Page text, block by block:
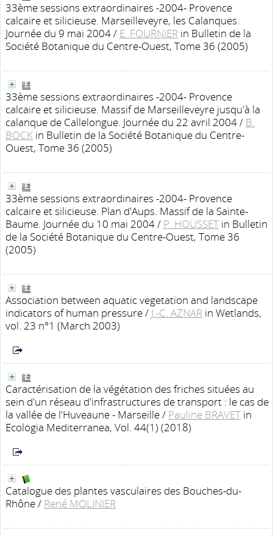
33ème sessions extraordinaires -2004- Provence
calcaire et silicieuse. Marseilleveyre, les Calanques.
Journée du 9 mai 2004/ E. FOURNIER in Bulletin de la
Société Botanique du Centre-Ouest, Tome 36 (2005)
33ème sessions extraordinaires -2004- Provence
calcaire et silicieuse. Massif de Marseilleveyre jusqu'à la
calanque de Callelongue. Journée du 22 avril 2004/ B.
BOCK in Bulletin de la Société Botanique du Centre-
Ouest, Tome 36 (2005)
33ème sessions extraordinaires -2004- Provence
calcaire et silicieuse. Plan d'Aups. Massif de la Sainte-
Baume. Journée du 10 mai 2004/ P. HOUSSET in Bulletin
de la Société Botanique du Centre-Ouest, Tome 36
(2005)
Association between aquatic vegetation and landscape
indicators of human pressure/ J.-C. AZNAR in Wetlands,
vol. 23 n°1 (March 2003)
Caractérisation de la végétation des friches situées au
sein d'un réseau d'infrastructures de transport : le cas de
la vallée de l'Huveaune - Marseille/ Pauline BRAVET in
Ecologia Mediterranea, Vol. 44(1) (2018)
Catalogue des plantes vasculaires des Bouches-du-
Rhône/ René MOLINIER